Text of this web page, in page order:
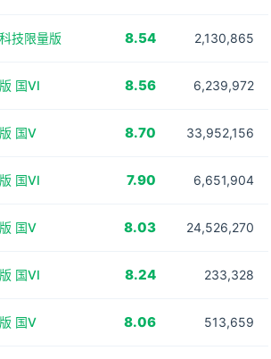
技限量版 8.54 2,130,865
国VI 8.56 6,239,972
国V 8.70 33,952,156
国VI 7.90 6,651,904
国V 8.03 24,526,270
国VI 8.24 233,328
国V 8.06 513,659